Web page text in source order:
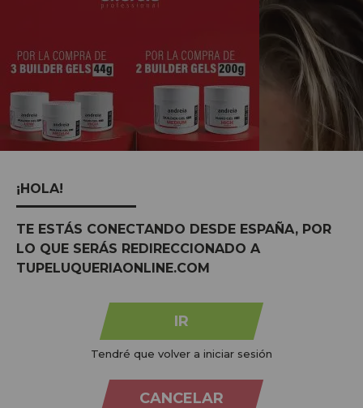
MARCAS:
¡HOLA!
TE ESTÁS CONECTANDO DESDE ESPAÑA, POR
LO QUE SERÁS REDIRECCIONADO A
TUPELUQUERIAONLINE.COM
IR
Tendré que volver a iniciar sesión
CANCELAR